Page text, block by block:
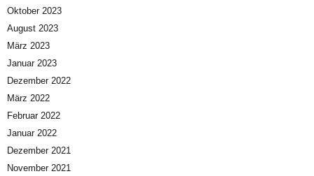
Oktober 2023
August 2023
März 2023
Januar 2023
Dezember 2022
März 2022
Februar 2022
Januar 2022
Dezember 2021
November 2021